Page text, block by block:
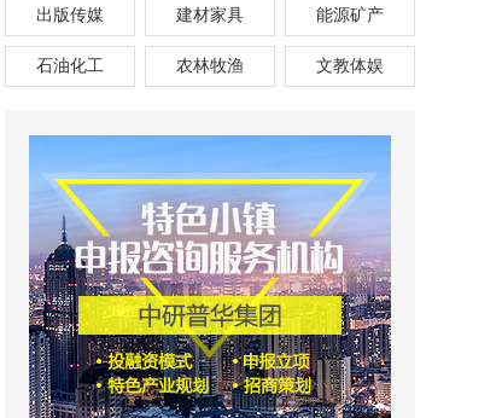
出版传媒 建材家具 能源矿产
石油化工 农林牧渔 文教体娱